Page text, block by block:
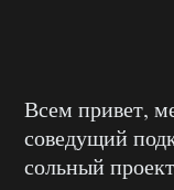
Всем привет,
соведущий
сольный